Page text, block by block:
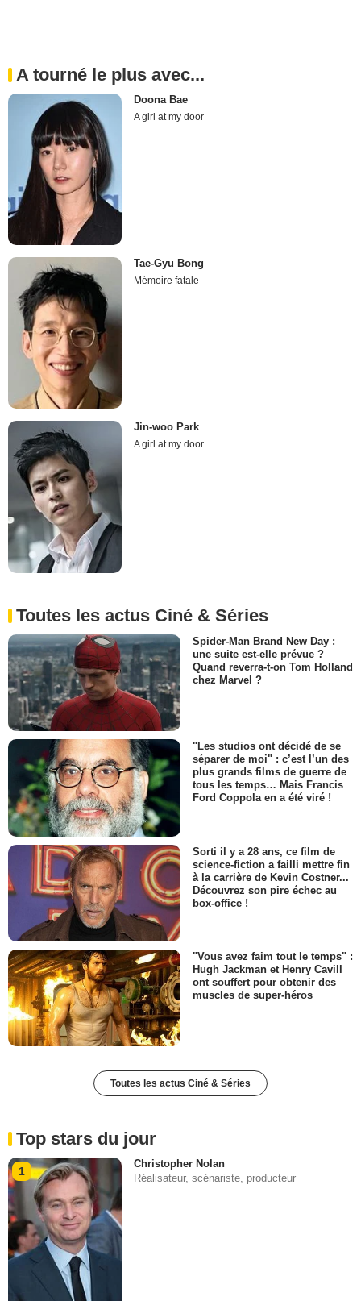
A tourné le plus avec...
Doona Bae
A girl at my door
Tae-Gyu Bong
Mémoire fatale
Jin-woo Park
A girl at my door
Toutes les actus Ciné & Séries
Spider-Man Brand New Day :
une suite est-elle prévue ?
Quand reverra-t-on Tom Holland
chez Marvel ?
"Les studios ont décidé de se
séparer de moi" : c’est l’un des
plus grands films de guerre de
tous les temps… Mais Francis
Ford Coppola en a été viré !
Sorti il y a 28 ans, ce film de
science-fiction a failli mettre fin
à la carrière de Kevin Costner...
Découvrez son pire échec au
box-office !
"Vous avez faim tout le temps" :
Hugh Jackman et Henry Cavill
ont souffert pour obtenir des
muscles de super-héros
Toutes les actus Ciné & Séries
Top stars du jour
1
Christopher Nolan
Réalisateur, scénariste, producteur